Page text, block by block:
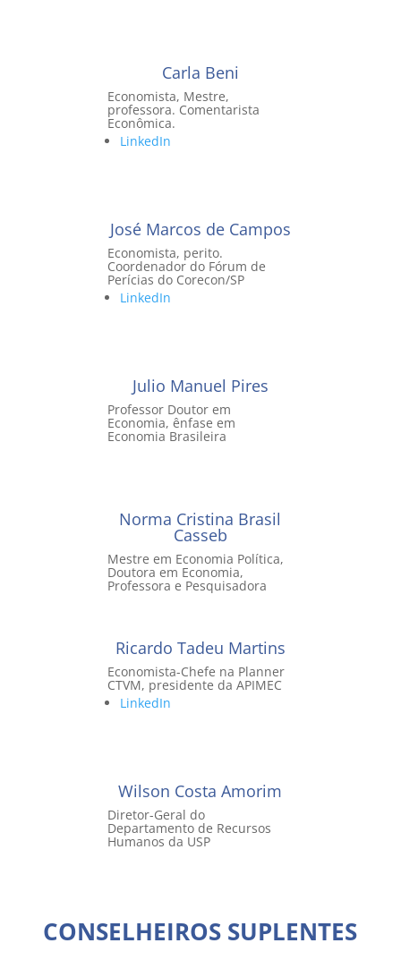
Carla Beni
Economista, Mestre,
professora. Comentarista
Econômica.
LinkedIn
José Marcos de Campos
Economista, perito.
Coordenador do Fórum de
Perícias do Corecon/SP
LinkedIn
Julio Manuel Pires
Professor Doutor em
Economia, ênfase em
Economia Brasileira
Norma Cristina Brasil
Casseb
Mestre em Economia Política,
Doutora em Economia,
Professora e Pesquisadora
Ricardo Tadeu Martins
Economista-Chefe na Planner
CTVM, presidente da APIMEC
LinkedIn
Wilson Costa Amorim
Diretor-Geral do
Departamento de Recursos
Humanos da USP
CONSELHEIROS SUPLENTES